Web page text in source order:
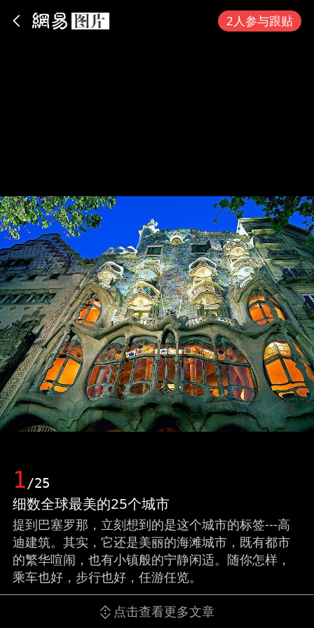
2人参与跟贴
1/25
细数全球最美的25个城市
提到巴塞罗那，立刻想到的是这个城市的标签---高
迪建筑。其实，它还是美丽的海滩城市，既有都市
的繁华喧闹，也有小镇般的宁静闲适。随你怎样，
乘车也好，步行也好，任游任览。
点击查看更多文章